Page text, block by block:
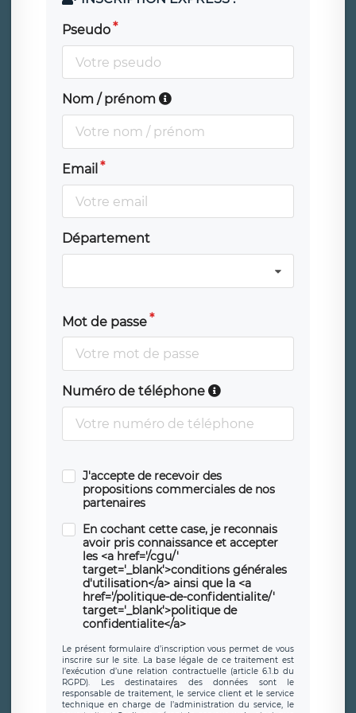
Pseudo
Nom / prénom
Email
Département
Mot de passe
Numéro de téléphone
J'accepte de recevoir des
propositions commerciales de nos
partenaires
En cochant cette case, je reconnais
avoir pris connaissance et accepter
les <a href='/cgu/'
target='_blank'>conditions générales
d'utilisation</a> ainsi que la <a
href='/politique-de-confidentialite/'
target='_blank'>politique de
confidentialite</a>
Le présent formulaire d’inscription vous permet de vous
inscrire sur le site. La base légale de ce traitement est
l’exécution d’une relation contractuelle (article 6.1.b du
RGPD). Les destinataires des données sont le
responsable de traitement, le service client et le service
technique en charge de l’administration du service, le